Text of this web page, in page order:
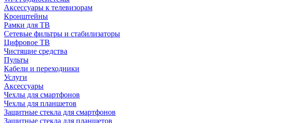
Аксессуары к телевизорам
Кронштейны
Рамки для ТВ
Сетевые фильтры и стабилизаторы
Цифровое ТВ
Чистящие средства
Пульты
Кабели и переходники
Услуги
Аксессуары
Чехлы для смартфонов
Чехлы для планшетов
Защитные стекла для смартфонов
Защитные стекла для планшетов